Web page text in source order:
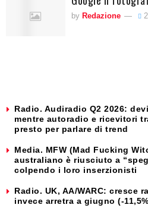
by Redazione
Radio. Audiradio Q2 2026:
mentre autoradio e ricevitori
presto per parlare di trend
Media. MFW (Mad Fucking
australiano è riusciuto a
colpendo i loro inserzionisti
Radio. UK, AA/WARC: cresce
invece arretra a giugno (-